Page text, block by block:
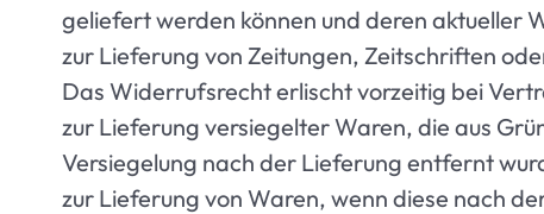
geliefert werden können und deren aktueller
zur Lieferung von Zeitungen, Zeitschriften
Das Widerrufsrecht erlischt vorzeitig bei
zur Lieferung versiegelter Waren, die aus
Versiegelung nach der Lieferung entfernt
zur Lieferung von Waren, wenn diese nach